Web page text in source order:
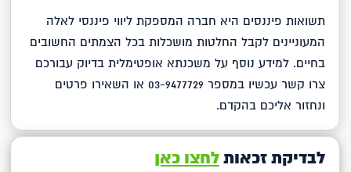
תשואות פיננסים היא חברה המספקת ליווי פיננסי לאלה
המעוניינים לקבל החלטות מושכלות בכל הצמתים החשובים
בחיים. למידע נוסף על משכנתא אופטימלית בדיוק עבורכם
צרו קשר עכשיו במספר 03-9477729 או השאירו פרטים
ונחזור אליכם בהקדם.
לבדיקת זכאותלחצו כאן